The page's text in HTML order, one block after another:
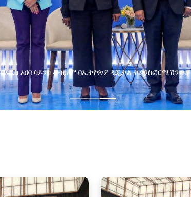
በአዲስ አበባ ሳይንስ ሙዚየም በኢትዮጵያ ዲጂታል ትራንስፎርሜሽን ጉዞ